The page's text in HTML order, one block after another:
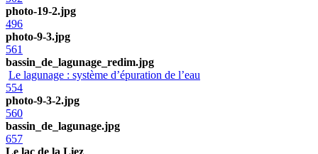
photo-19-2.jpg
496
photo-9-3.jpg
561
bassin_de_lagunage_redim.jpg
Le lagunage : système d’épuration de l’eau
554
photo-9-3-2.jpg
560
bassin_de_lagunage.jpg
657
Le lac de la Liez